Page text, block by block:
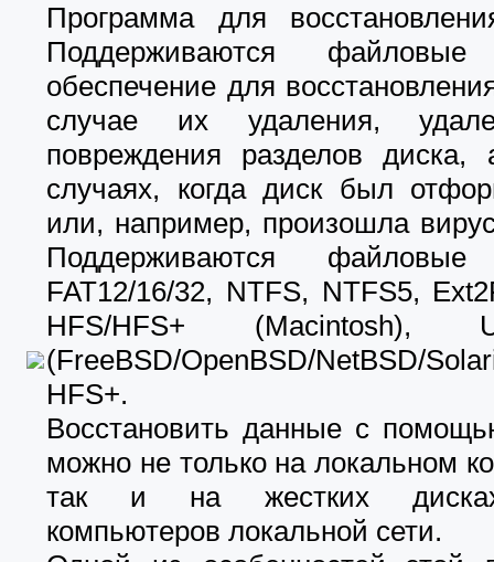
Программа для
Поддерживаются
обеспечение для
случае их удаления,
повреждения разделов
случаях, когда диск был
или, например, произошла
Поддерживаются
FAT12/16/32, NTFS, NTFS5,
HFS/HFS+ (Macintosh),
(FreeBSD/OpenBSD/NetBSD/
HFS+.
Восстановить данные с
можно не только на локальном
так и на жестких
компьютеров локальной сети.